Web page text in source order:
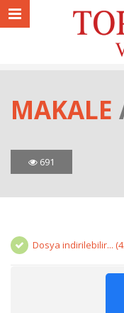
MAKALE
691
Dosya indirilebilir...